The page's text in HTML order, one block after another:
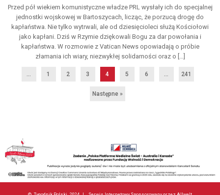
Przed pół wiekiem komunistyczne władze PRL wysłały ich do specjalnej
jednostki wojskowej w Bartoszycach, licząc, że porzucą drogę do
kapłaństwa. Nie tylko wytrwali, ale od dziesięcioleci służą Kościołowi
jako kapłani. Dziś w Rzymie dziękowali Bogu za dar powołania i
kapłaństwa. W rozmowie z Vatican News opowiadają o próbie
złamania ich wiary, niezwykłej solidarności oraz o […]
1 2 3 4 5 6 241
Następne »